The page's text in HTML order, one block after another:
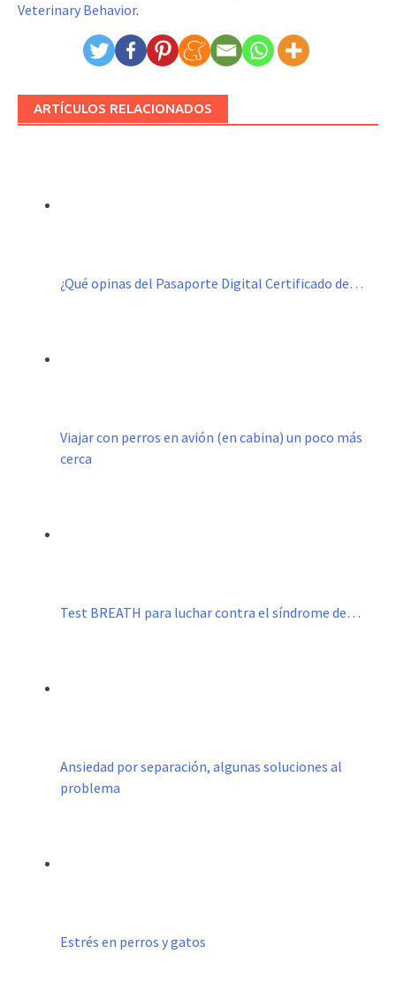
Veterinary Behavior.
ARTÍCULOS RELACIONADOS
¿Qué opinas del Pasaporte Digital Certificado de…
Viajar con perros en avión (en cabina) un poco más
cerca
Test BREATH para luchar contra el síndrome de…
Ansiedad por separación, algunas soluciones al
problema
Estrés en perros y gatos